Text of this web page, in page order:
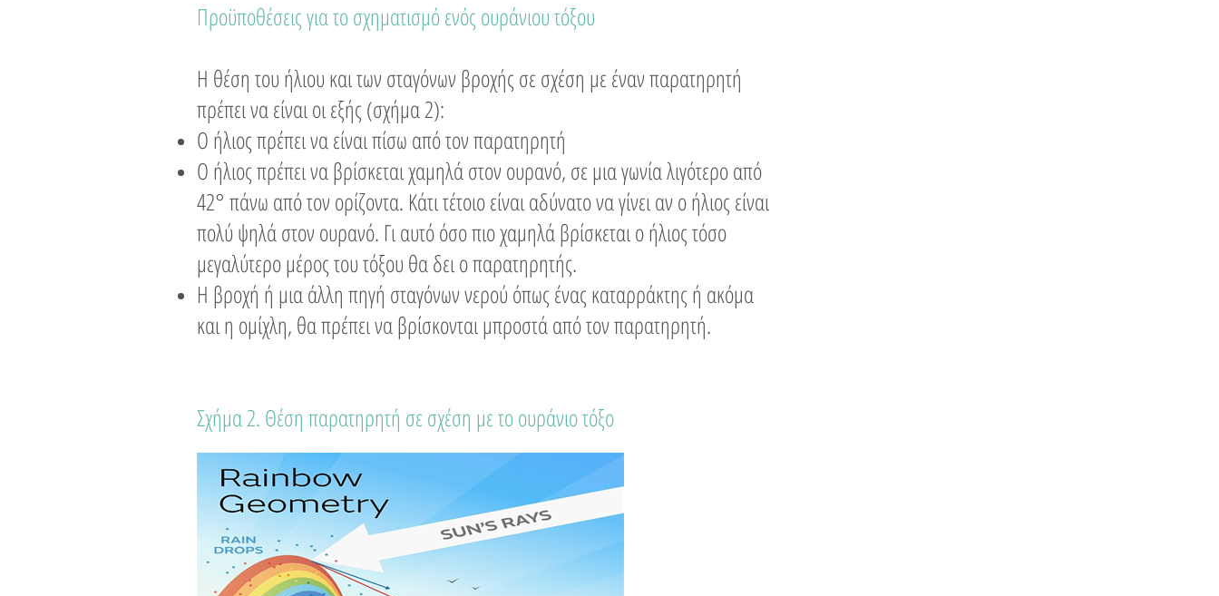
Προϋποθέσεις για το σχηματισμό ενός ουράνιου τόξου
Η θέση του ήλιου και των σταγόνων βροχής σε σχέση με έναν παρατηρητή
πρέπει να είναι οι εξής (σχήμα 2):
Ο ήλιος πρέπει να είναι πίσω από τον παρατηρητή
Ο ήλιος πρέπει να βρίσκεται χαμηλά στον ουρανό, σε μια γωνία λιγότερο από
42° πάνω από τον ορίζοντα. Κάτι τέτοιο είναι αδύνατο να γίνει αν ο ήλιος είναι
πολύ ψηλά στον ουρανό. Γι αυτό όσο πιο χαμηλά βρίσκεται ο ήλιος τόσο
μεγαλύτερο μέρος του τόξου θα δει ο παρατηρητής.
Η βροχή ή μια άλλη πηγή σταγόνων νερού όπως ένας καταρράκτης ή ακόμα
και η ομίχλη, θα πρέπει να βρίσκονται μπροστά από τον παρατηρητή.
Σχήμα 2. Θέση παρατηρητή σε σχέση με το ουράνιο τόξο